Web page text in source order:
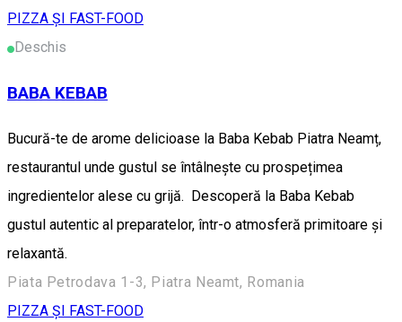
PIZZA ȘI FAST-FOOD
Deschis
BABA KEBAB
Bucură-te de arome delicioase la Baba Kebab Piatra Neamț,
restaurantul unde gustul se întâlnește cu prospețimea
ingredientelor alese cu grijă. Descoperă la Baba Kebab
gustul autentic al preparatelor, într-o atmosferă primitoare și
relaxantă.
Piata Petrodava 1-3, Piatra Neamt, Romania
PIZZA ȘI FAST-FOOD